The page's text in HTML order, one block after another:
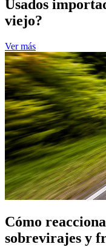
Usados
viejo?
Ver más
Cómo
sobrevirajes y